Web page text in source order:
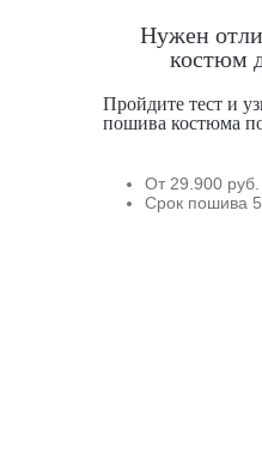
От 29.900 руб.
Срок пошива
Пройдите тест и
пошива костюма
Нужен
костюм